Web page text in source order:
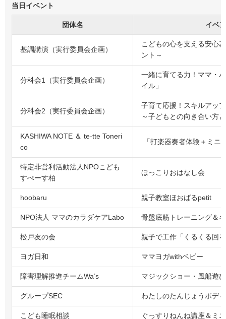
当日イベント
団体名 イベ
基調講演（実行委員会企画）
こどもの心を支える安心
ント～
分科会1（実行委員会企画）
一緒に育てる力！ママ・
イル」
分科会2（実行委員会企画）
子育て応援！スキルアッ
～子どもとの向き合い方
KASHIWA NOTE ＆ te-tte Toneri
co
「打楽器奏者体験＋ミニ
特定非営利活動法人NPOこども
すぺーす柏
ほっこりおはなし会
hoobaru 親子教室ほおばるpetit
NPO法人 ママのカラダケアLabo 骨盤底筋トレーニング＆
松戸友の会 親子で工作「くるくる回
ヨガ日和 ママヨガwithベビー
障害理解推進チームWa’s マジックショー・風船遊
グループSEC わたしのたんじょうボデ
こども睡眠相談 ぐっすりねんね講座＆ミ